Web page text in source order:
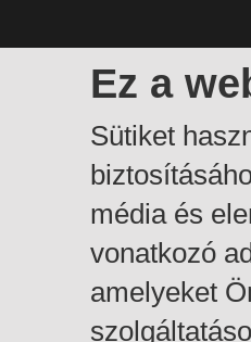
Ez a
Sütiket
média és
vonatkozó
amelyeket